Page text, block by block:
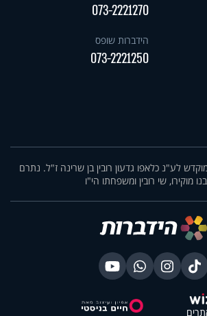
073-2221270
הידברות שופס
073-2221250
לע"נ כלאפו גדעון רובין בן שרינה ז"ל. נתרם
מוקירו, שי רובין ומשפחתו הי"ו